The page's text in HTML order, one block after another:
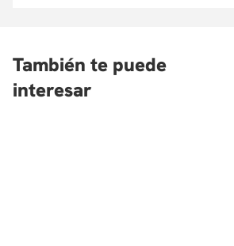
También te puede
interesar